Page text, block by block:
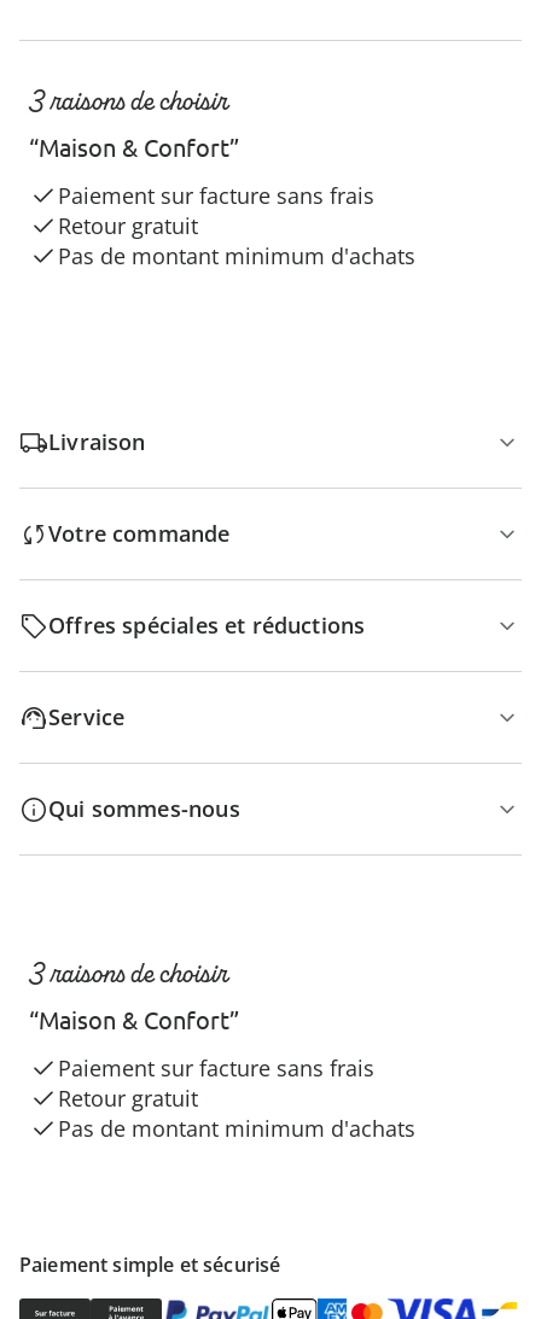
3 raisons de choisir
“Maison & Confort”
Paiement sur facture sans frais
Retour gratuit
Pas de montant minimum d'achats
Livraison
Votre commande
Offres spéciales et réductions
Service
Qui sommes-nous
Paiement simple et sécurisé
3 raisons de choisir
“Maison & Confort”
Paiement sur facture sans frais
Retour gratuit
Pas de montant minimum d'achats